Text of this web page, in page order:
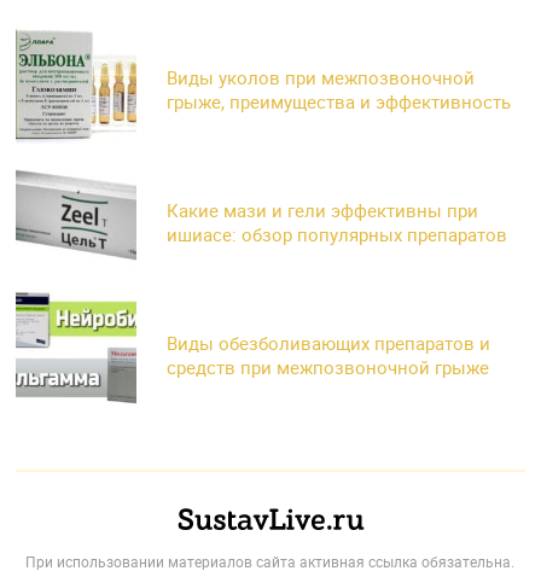
Виды уколов при межпозвоночной
грыже, преимущества и эффективность
Какие мази и гели эффективны при
ишиасе: обзор популярных препаратов
Виды обезболивающих препаратов и
средств при межпозвоночной грыже
При использовании материалов сайта активная ссылка обязательна.